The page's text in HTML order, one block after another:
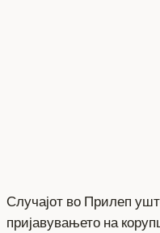
Случајот во Прилеп
пријавувањето на